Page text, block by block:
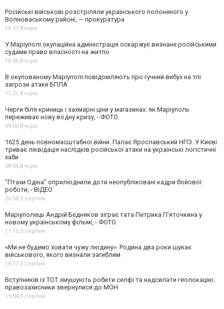
Російські військові розстріляли українського полоненого у
Волноваському районі, — прокуратура
16:27,Вчора
У Маріуполі окупаційна адміністрація оскаржує визнане російськими
судами право власності на житло
16:06,Вчора
В окупованому Маріуполі повідомляють про гучний вибух на тлі
загрози атаки БПЛА
11:21,Вчора
Черги біля криниць і захмарні ціни у магазинах: як Маріуполь
переживає нову водну кризу, - ФОТО
09:00,Вчора
1625 день повномасштабної війни. Палає Ярославський НПЗ. У Києві
триває ліквідація наслідків російської атаки на українські логістичні
хаби
08:54,Вчора
"Птахи Одіна" оприлюднили доти неопубліковані кадри бойової
роботи, - ВІДЕО
20:54,5 серпня
Маріуполець Андрій Бєдняков зіграє тата Петрика П’яточкина у
новому українському фільмі, - ФОТО
17:15,5 серпня
«Ми не будемо ховати чужу людину». Родина два роки шукає
військового, якого визнали загиблим
16:17,5 серпня
Вступників із ТОТ змушують робити селфі та надсилати геолокацію:
правозахисники звернулися до МОН
15:04,5 серпня